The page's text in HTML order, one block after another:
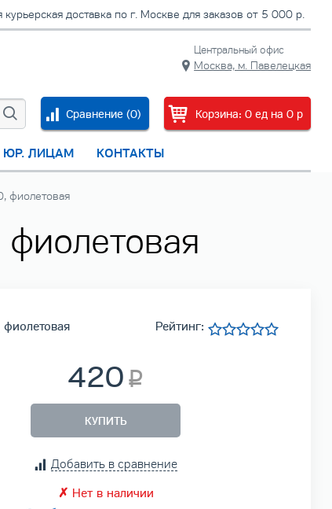
курьерская доставка по г. Москве для заказов от 5 000 р.
Центральный офис
Москва, м. Павелецкая
Корзина: 0 ед на 0 p
Сравнение (0)
ЮР. ЛИЦАМ КОНТАКТЫ
фиолетовая
Рейтинг:
420
КУПИТЬ
Добавить в сравнение
✗ Нет в наличии